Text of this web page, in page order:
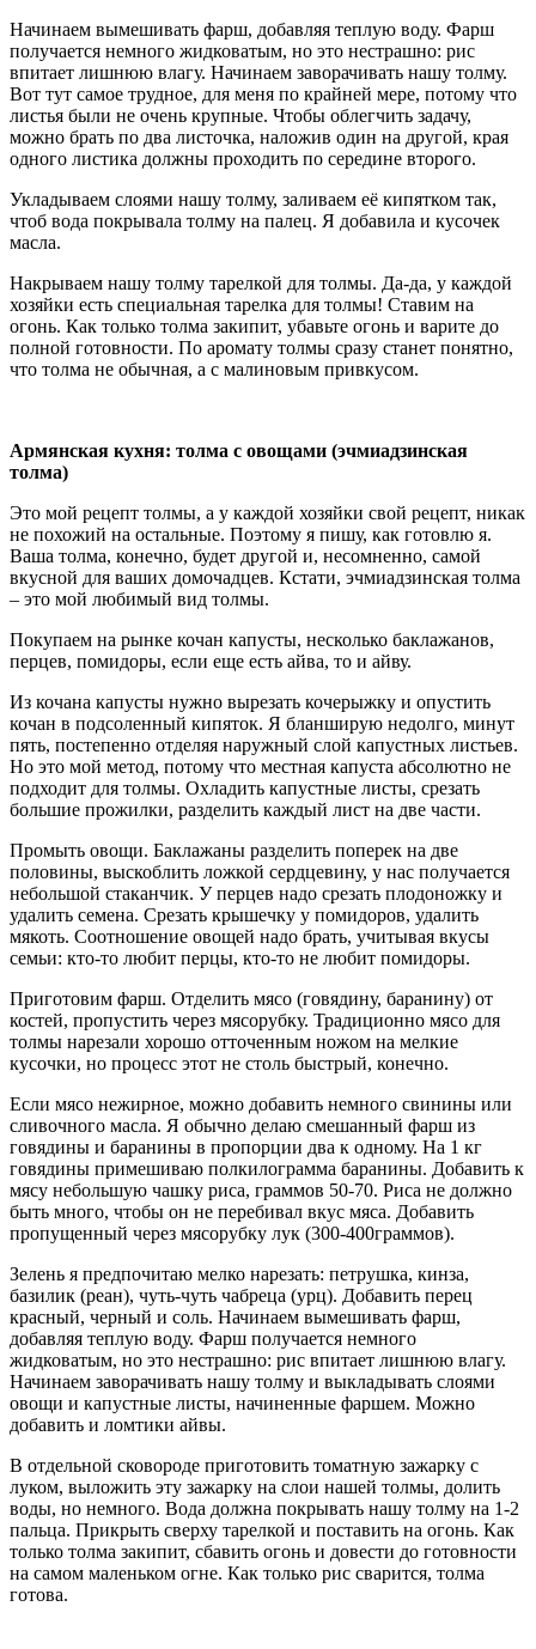
Начинаем вымешивать фарш, добавляя теплую воду. Фарш
получается немного жидковатым, но это нестрашно: рис
впитает лишнюю влагу. Начинаем заворачивать нашу толму.
Вот тут самое трудное, для меня по крайней мере, потому что
листья были не очень крупные. Чтобы облегчить задачу,
можно брать по два листочка, наложив один на другой, края
одного листика должны проходить по середине второго.
Укладываем слоями нашу толму, заливаем её кипятком так,
чтоб вода покрывала толму на палец. Я добавила и кусочек
масла.
Накрываем нашу толму тарелкой для толмы. Да-да, у каждой
хозяйки есть специальная тарелка для толмы! Ставим на
огонь. Как только толма закипит, убавьте огонь и варите до
полной готовности. По аромату толмы сразу станет понятно,
что толма не обычная, а с малиновым привкусом.
Армянская кухня: толма с овощами (эчмиадзинская
толма)
Это мой рецепт толмы, а у каждой хозяйки свой рецепт, никак
не похожий на остальные. Поэтому я пишу, как готовлю я.
Ваша толма, конечно, будет другой и, несомненно, самой
вкусной для ваших домочадцев. Кстати, эчмиадзинская толма
– это мой любимый вид толмы.
Покупаем на рынке кочан капусты, несколько баклажанов,
перцев, помидоры, если еще есть айва, то и айву.
Из кочана капусты нужно вырезать кочерыжку и опустить
кочан в подсоленный кипяток. Я бланширую недолго, минут
пять, постепенно отделяя наружный слой капустных листьев.
Но это мой метод, потому что местная капуста абсолютно не
подходит для толмы. Охладить капустные листы, срезать
большие прожилки, разделить каждый лист на две части.
Промыть овощи. Баклажаны разделить поперек на две
половины, выскоблить ложкой сердцевину, у нас получается
небольшой стаканчик. У перцев надо срезать плодоножку и
удалить семена. Срезать крышечку у помидоров, удалить
мякоть. Соотношение овощей надо брать, учитывая вкусы
семьи: кто-то любит перцы, кто-то не любит помидоры.
Приготовим фарш. Отделить мясо (говядину, баранину) от
костей, пропустить через мясорубку. Традиционно мясо для
толмы нарезали хорошо отточенным ножом на мелкие
кусочки, но процесс этот не столь быстрый, конечно.
Если мясо нежирное, можно добавить немного свинины или
сливочного масла. Я обычно делаю смешанный фарш из
говядины и баранины в пропорции два к одному. На 1 кг
говядины примешиваю полкилограмма баранины. Добавить к
мясу небольшую чашку риса, граммов 50-70. Риса не должно
быть много, чтобы он не перебивал вкус мяса. Добавить
пропущенный через мясорубку лук (300-400граммов).
Зелень я предпочитаю мелко нарезать: петрушка, кинза,
базилик (реан), чуть-чуть чабреца (урц). Добавить перец
красный, черный и соль. Начинаем вымешивать фарш,
добавляя теплую воду. Фарш получается немного
жидковатым, но это нестрашно: рис впитает лишнюю влагу.
Начинаем заворачивать нашу толму и выкладывать слоями
овощи и капустные листы, начиненные фаршем. Можно
добавить и ломтики айвы.
В отдельной сковороде приготовить томатную зажарку с
луком, выложить эту зажарку на слои нашей толмы, долить
воды, но немного. Вода должна покрывать нашу толму на 1-2
пальца. Прикрыть сверху тарелкой и поставить на огонь. Как
только толма закипит, сбавить огонь и довести до готовности
на самом маленьком огне. Как только рис сварится, толма
готова.